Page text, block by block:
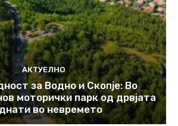
АКТУЕЛНО
за Водно и Скопје: Во
моторички парк од дрвјата
во невремето